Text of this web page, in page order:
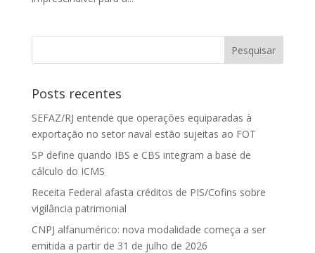
Posts recentes
SEFAZ/RJ entende que operações equiparadas à
exportação no setor naval estão sujeitas ao FOT
SP define quando IBS e CBS integram a base de
cálculo do ICMS
Receita Federal afasta créditos de PIS/Cofins sobre
vigilância patrimonial
CNPJ alfanumérico: nova modalidade começa a ser
emitida a partir de 31 de julho de 2026